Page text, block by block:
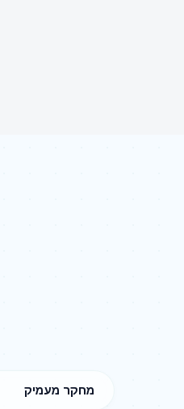
מחקר מעמיק